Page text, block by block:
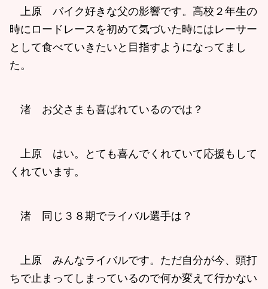
上原 バイク好きな父の影響です。高校２年生の
時にロードレースを初めて気づいた時にはレーサー
として食べていきたいと目指すようになってまし
た。
渚 お父さまも喜ばれているのでは？
上原 はい。とても喜んでくれていて応援もして
くれています。
渚 同じ３８期でライバル選手は？
上原 みんなライバルです。ただ自分が今、頭打
ちで止まってしまっているので何か変えて行かない